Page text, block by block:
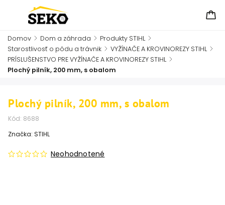
Domov / Dom a záhrada / Produkty STIHL /
Starostlivosť o pôdu a trávnik / VYŽÍNAČE A KROVINOREZY STIHL /
PRÍSLUŠENSTVO PRE VYŽÍNAČE A KROVINOREZY STIHL /
Plochý pilník, 200 mm, s obalom
Plochý pilník, 200 mm, s obalom
Kód: 8688
Neohodnotené
Značka: STIHL